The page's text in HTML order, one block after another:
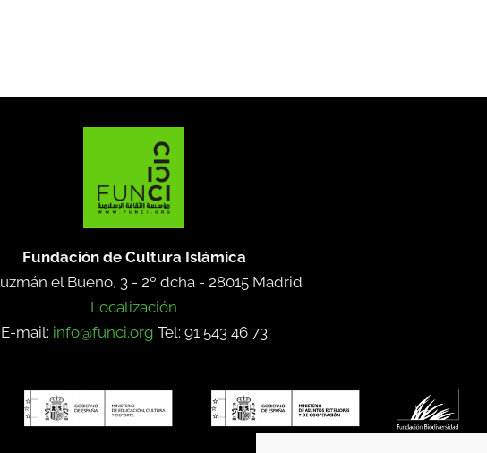
Fundación de Cultura Islámica
el Bueno, 3 - 2º dcha - 28015 Madrid
Localización
E-mail: info@funci.org Tel: 91 543 46 73